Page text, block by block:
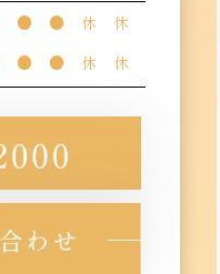
● ● 休 休
● ● 休 休